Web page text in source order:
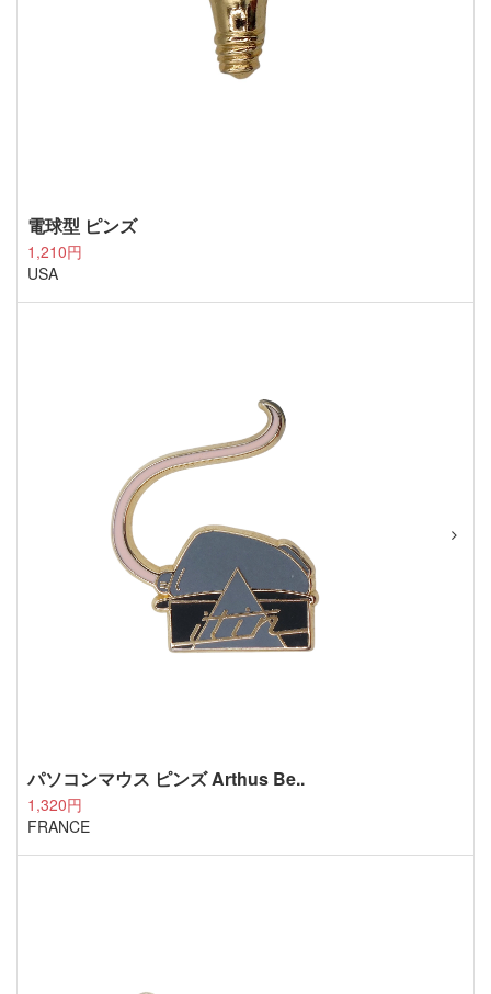
電球型 ピンズ
1,210円
USA
パソコンマウス ピンズ Arthus Be..
1,320円
FRANCE